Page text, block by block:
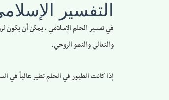
التفسير
في تفسير الحلم الإسلامي ، يمكن أن يكون
والتعالي والنمو الروحي.
إذا كانت الطيور في الحلم تطير عالياً في